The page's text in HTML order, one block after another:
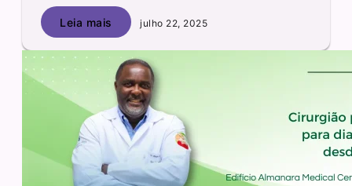
Leia mais julho 22, 2025